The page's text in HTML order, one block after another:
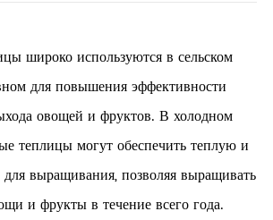
широко используются в сельском
для повышения эффективности
овощей и фруктов. В холодном
теплицы могут обеспечить теплую и
выращивания, позволяя выращивать
и фрукты в течение всего года.